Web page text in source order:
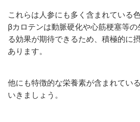
これらは人参にも多く含まれている
βカロテンは動脈硬化や心筋梗塞等
る効果が期待できるため、積極的に
あります。
他にも特徴的な栄養素が含まれてい
いきましょう。